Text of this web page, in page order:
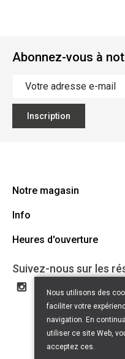
Abonnez-vous à
Inscription
Notre magasin
Ecoflora
1500 Halle
32(0)2.361.77.61
BE 0886.319.484
Info
Offres d'emploi
Partenaires
Certificat bio
Droit de rétractation
Heures d'ouverture
Lundi: Fermé
Mardi: 09:00 - 17:00
Mercredi: 09:00 - 17:00
Jeudi: 09:00 - 17:00
Vendredi: 09:00 - 17:00
Suivez-nous sur les
Nous utilisons des
faciliter votre
navigation. En
utiliser ce site Web,
acceptez ces.